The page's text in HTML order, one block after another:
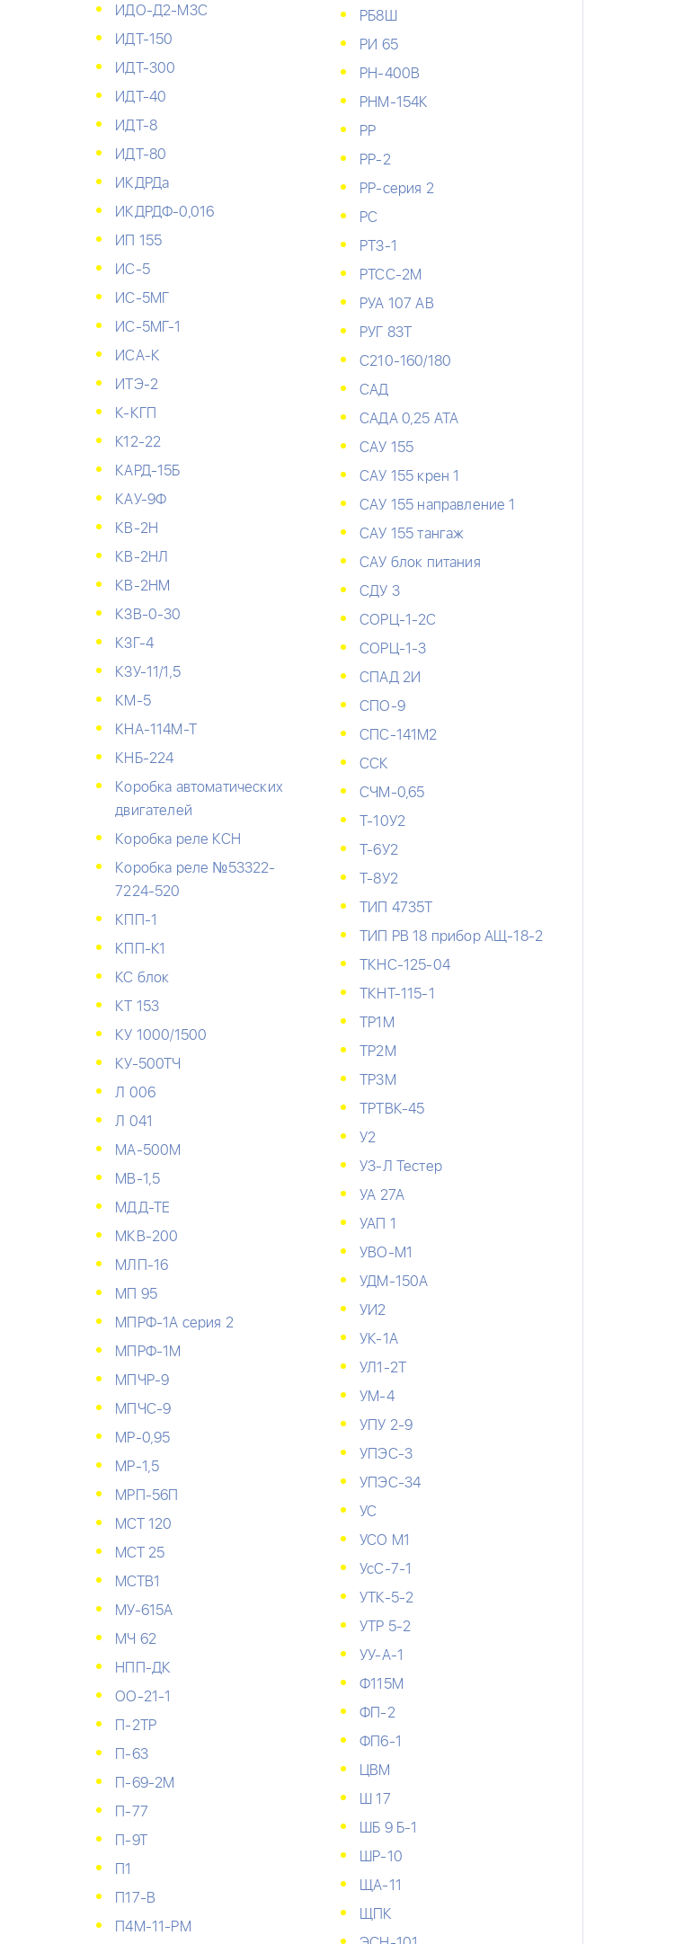
ИДО-Д2-М3С
ИДТ-150
ИДТ-300
ИДТ-40
ИДТ-8
ИДТ-80
ИКДРДа
ИКДРДФ-0,016
ИП 155
ИС-5
ИС-5МГ
ИС-5МГ-1
ИСА-К
ИТЭ-2
К-КГП
К12-22
КАРД-15Б
КАУ-9Ф
КВ-2Н
КВ-2НЛ
КВ-2НМ
КЗВ-0-30
КЗГ-4
КЗУ-11/1,5
КМ-5
КНА-114М-Т
КНБ-224
Коробка автоматических
двигателей
Коробка реле КСН
Коробка реле №53322-
7224-520
КПП-1
КПП-К1
КС блок
КТ 153
КУ 1000/1500
КУ-500ТЧ
Л 006
Л 041
МА-500М
МВ-1,5
МДД-ТЕ
МКВ-200
МЛП-16
МП 95
МПРФ-1А серия 2
МПРФ-1М
МПЧР-9
МПЧС-9
МР-0,95
МР-1,5
МРП-56П
МСТ 120
МСТ 25
МСТВ1
МУ-615А
МЧ 62
НПП-ДК
ОО-21-1
П-2ТР
П-63
П-69-2М
П-77
П-9Т
П1
П17-В
П4М-11-РМ
РБ8Ш
РИ 65
РН-400В
РНМ-154К
РР
РР-2
РР-серия 2
РС
РТЗ-1
РТСС-2М
РУА 107 АВ
РУГ 83Т
С210-160/180
САД
САДА 0,25 АТА
САУ 155
САУ 155 крен 1
САУ 155 направление 1
САУ 155 тангаж
САУ блок питания
СДУ 3
СОРЦ-1-2С
СОРЦ-1-3
СПАД 2И
СПО-9
СПС-141М2
ССК
СЧМ-0,65
Т-10У2
Т-6У2
Т-8У2
ТИП 4735Т
ТИП РВ 18 прибор АЩ-18-2
ТКНС-125-04
ТКНТ-115-1
ТР1М
ТР2М
ТР3М
ТРТВК-45
У2
У3-Л Тестер
УА 27А
УАП 1
УВО-М1
УДМ-150А
УИ2
УК-1А
УЛ1-2Т
УМ-4
УПУ 2-9
УПЭС-3
УПЭС-34
УС
УСО М1
УсС-7-1
УТК-5-2
УТР 5-2
УУ-А-1
Ф115М
ФП-2
ФП6-1
ЦВМ
Ш 17
ШБ 9 Б-1
ШР-10
ЩА-11
ЩПК